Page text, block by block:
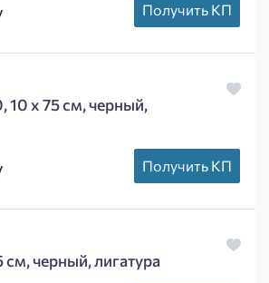
Получить КП
х 75 см, черный,
Получить КП
черный, лигатура